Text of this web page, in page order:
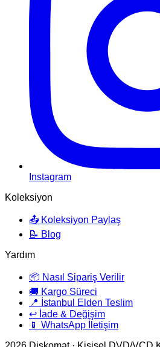
Instagram
Koleksiyon
📤 Koleksiyon Paylaş
📝 Blog
Yardım
📦 Nasıl Sipariş Verilir
🚚 Kargo Süreci
📍 İstanbul Elden Teslim
↩️ İade & Değişim
📱 WhatsApp İletişim